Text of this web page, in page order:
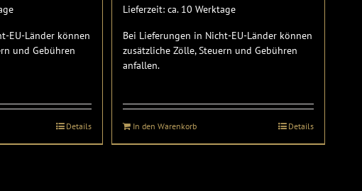
EU-Länder können
und Gebühren
Details
Lieferzeit: ca. 10 Werktage
Bei Lieferungen in Nicht-EU-Länder können
zusätzliche Zölle, Steuern und Gebühren
anfallen.
In den Warenkorb Details